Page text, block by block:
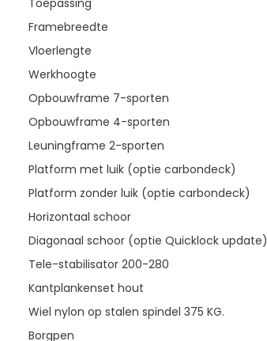
Toepassing
Framebreedte
Vloerlengte
Werkhoogte
Opbouwframe 7-sporten
Opbouwframe 4-sporten
Leuningframe 2-sporten
Platform met luik (optie carbondeck)
Platform zonder luik (optie carbondeck)
Horizontaal schoor
Diagonaal schoor (optie Quicklock update)
Tele-stabilisator 200-280
Kantplankenset hout
Wiel nylon op stalen spindel 375 KG.
Borgpen